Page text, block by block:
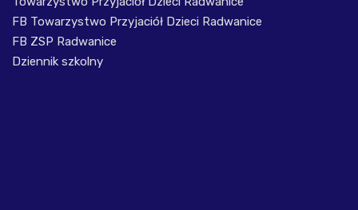
FB Towarzystwo Przyjaciół Dzieci Radwanice
FB ZSP Radwanice
Dziennik szkolny